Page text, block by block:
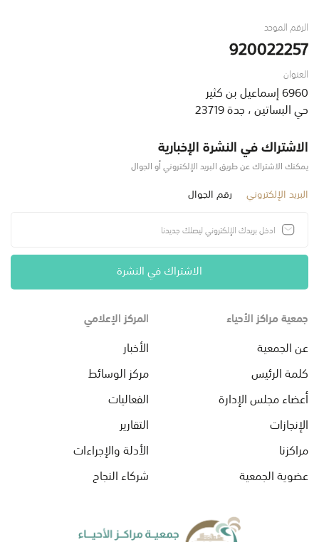
الرقم الموحد
920022257
العنوان
6960 إسماعيل بن كثير
حي البساتين ، جدة 23719
الاشتراك في النشرة الإخبارية
يمكنك الاشتراك عن طريق البريد الإلكتروني أو الجوال
البريد الإلكتروني رقم الجوال
الاشتراك في النشرة
جمعية مراكز الأحياء
عن الجمعية
كلمة الرئيس
أعضاء مجلس الإدارة
الإنجازات
مراكزنا
عضوية الجمعية
المركز الإعلامي
الأخبار
مركز الوسائط
الفعاليات
التقارير
الأدلة والإجراءات
شركاء النجاح